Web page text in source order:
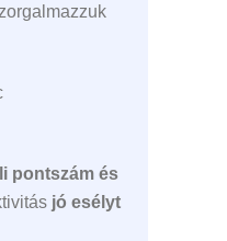
pontszám és
jó esélyt